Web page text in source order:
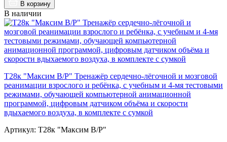
В корзину
В наличии
Т28к "Максим В/Р" Тренажёр сердечно-лёгочной и мозговой
реанимации взрослого и ребёнка, с учебным и 4-мя тестовыми
режимами, обучающей компьютерной анимационной
программой, цифровым датчиком объёма и скорости
вдыхаемого воздуха, в комплекте с сумкой
Артикул: Т28к "Максим В/Р"